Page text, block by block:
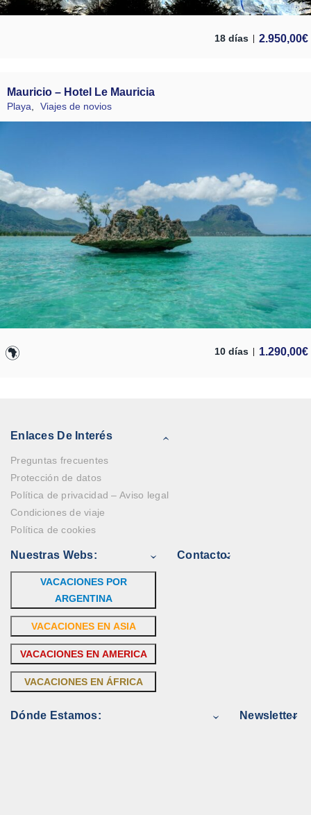
18 días 2.950,00€
Mauricio – Hotel Le Mauricia
Playa Viajes de novios
10 días 1.290,00€
Enlaces De Interés
Preguntas frecuentes
Protección de datos
Política de privacidad – Aviso legal
Condiciones de viaje
Política de cookies
Nuestras Webs:
VACACIONES POR
ARGENTINA
VACACIONES EN ASIA
VACACIONES EN AMERICA
VACACIONES EN ÁFRICA
Contacto:
Dónde Estamos: Newsletter